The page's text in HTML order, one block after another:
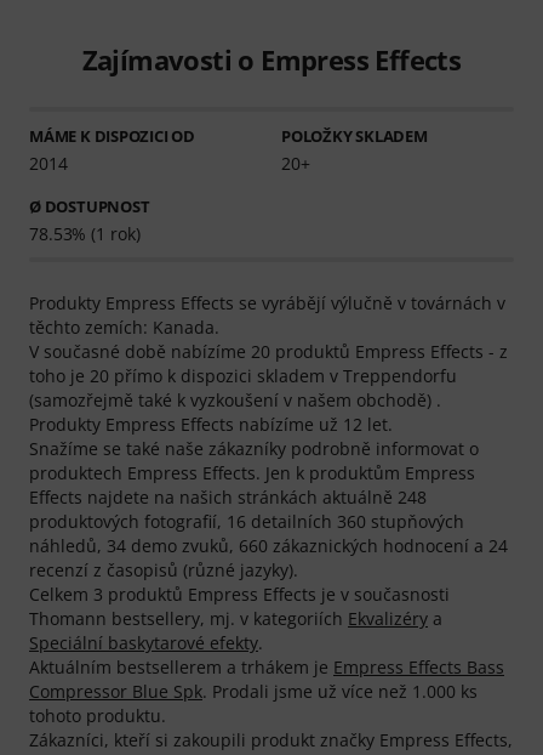
Zajímavosti o Empress Effects
MÁME K DISPOZICI OD
2014
POLOŽKY SKLADEM
20+
Ø DOSTUPNOST
78.53% (1 rok)
Produkty Empress Effects se vyrábějí výlučně v továrnách v
těchto zemích: Kanada.
V současné době nabízíme 20 produktů Empress Effects - z
toho je 20 přímo k dispozici skladem v Treppendorfu
(samozřejmě také k vyzkoušení v našem obchodě) .
Produkty Empress Effects nabízíme už 12 let.
Snažíme se také naše zákazníky podrobně informovat o
produktech Empress Effects. Jen k produktům Empress
Effects najdete na našich stránkách aktuálně 248
produktových fotografií, 16 detailních 360 stupňových
náhledů, 34 demo zvuků, 660 zákaznických hodnocení a 24
recenzí z časopisů (různé jazyky).
Celkem 3 produktů Empress Effects je v současnosti
Thomann bestsellery, mj. v kategoriích Ekvalizéry a
Speciální baskytarové efekty.
Aktuálním bestsellerem a trhákem je Empress Effects Bass
Compressor Blue Spk. Prodali jsme už více než 1.000 ks
tohoto produktu.
Zákazníci, kteří si zakoupili produkt značky Empress Effects,